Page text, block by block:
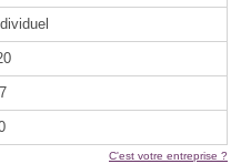
C'est votre entreprise ?